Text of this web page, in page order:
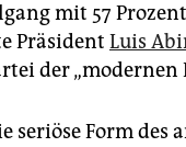
mit 57
Präsident Luis
der „modernen
seriöse Form des